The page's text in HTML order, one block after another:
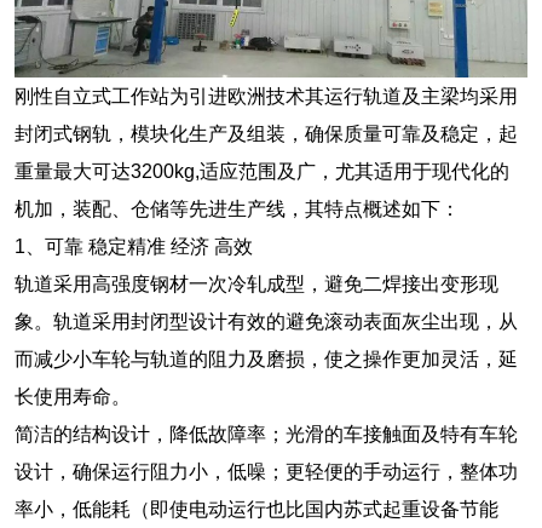
刚性自立式工作站为引进欧洲技术其运行轨道及主梁均采用
封闭式钢轨，模块化生产及组装，确保质量可靠及稳定，起
重量最大可达3200kg,适应范围及广，尤其适用于现代化的
机加，装配、仓储等先进生产线，其特点概述如下：
1、可靠 稳定精准 经济 高效
轨道采用高强度钢材一次冷轧成型，避免二焊接出变形现
象。轨道采用封闭型设计有效的避免滚动表面灰尘出现，从
而减少小车轮与轨道的阻力及磨损，使之操作更加灵活，延
长使用寿命。
简洁的结构设计，降低故障率；光滑的车接触面及特有车轮
设计，确保运行阻力小，低噪；更轻便的手动运行，整体功
率小，低能耗（即使电动运行也比国内苏式起重设备节能